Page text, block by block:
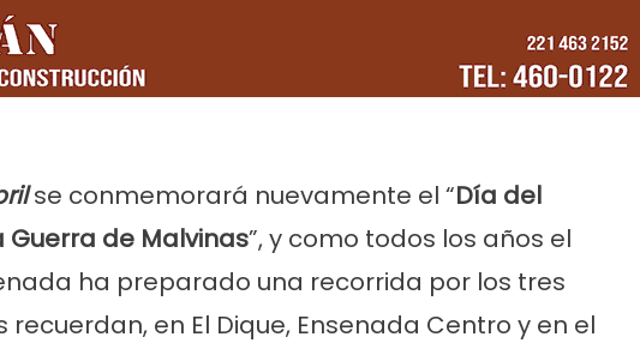
se conmemorará nuevamente el “Día del
de Malvinas”, y como todos los años el
ha preparado una recorrida por los tres
en El Dique, Ensenada Centro y en el
en Ensenada
agua de 11 a 15